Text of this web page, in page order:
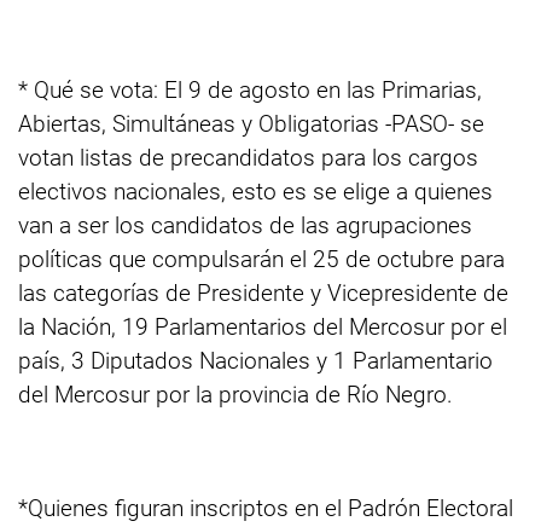
* Qué se vota: El 9 de agosto en las Primarias,
Abiertas, Simultáneas y Obligatorias -PASO- se
votan listas de precandidatos para los cargos
electivos nacionales, esto es se elige a quienes
van a ser los candidatos de las agrupaciones
políticas que compulsarán el 25 de octubre para
las categorías de Presidente y Vicepresidente de
la Nación, 19 Parlamentarios del Mercosur por el
país, 3 Diputados Nacionales y 1 Parlamentario
del Mercosur por la provincia de Río Negro.
*Quienes figuran inscriptos en el Padrón Electoral